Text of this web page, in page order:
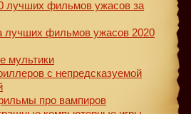
лучших фильмов ужасов за
лучших фильмов ужасов 2020
мультики
с непредсказуемой
про вампиров